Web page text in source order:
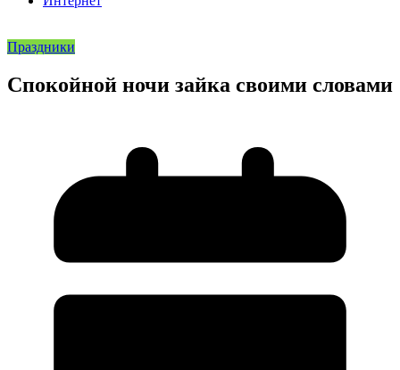
Праздники
Спокойной ночи зайка своими словами